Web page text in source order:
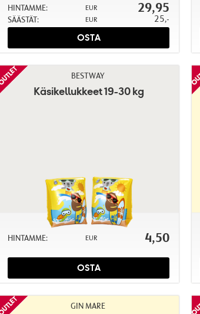
HINTAMME: EUR 29,95
SÄÄSTÄT: EUR 25,-
OSTA
BESTWAY
Käsikellukkeet 19-30 kg
HINTAMME: EUR 4,50
OSTA
GIN MARE